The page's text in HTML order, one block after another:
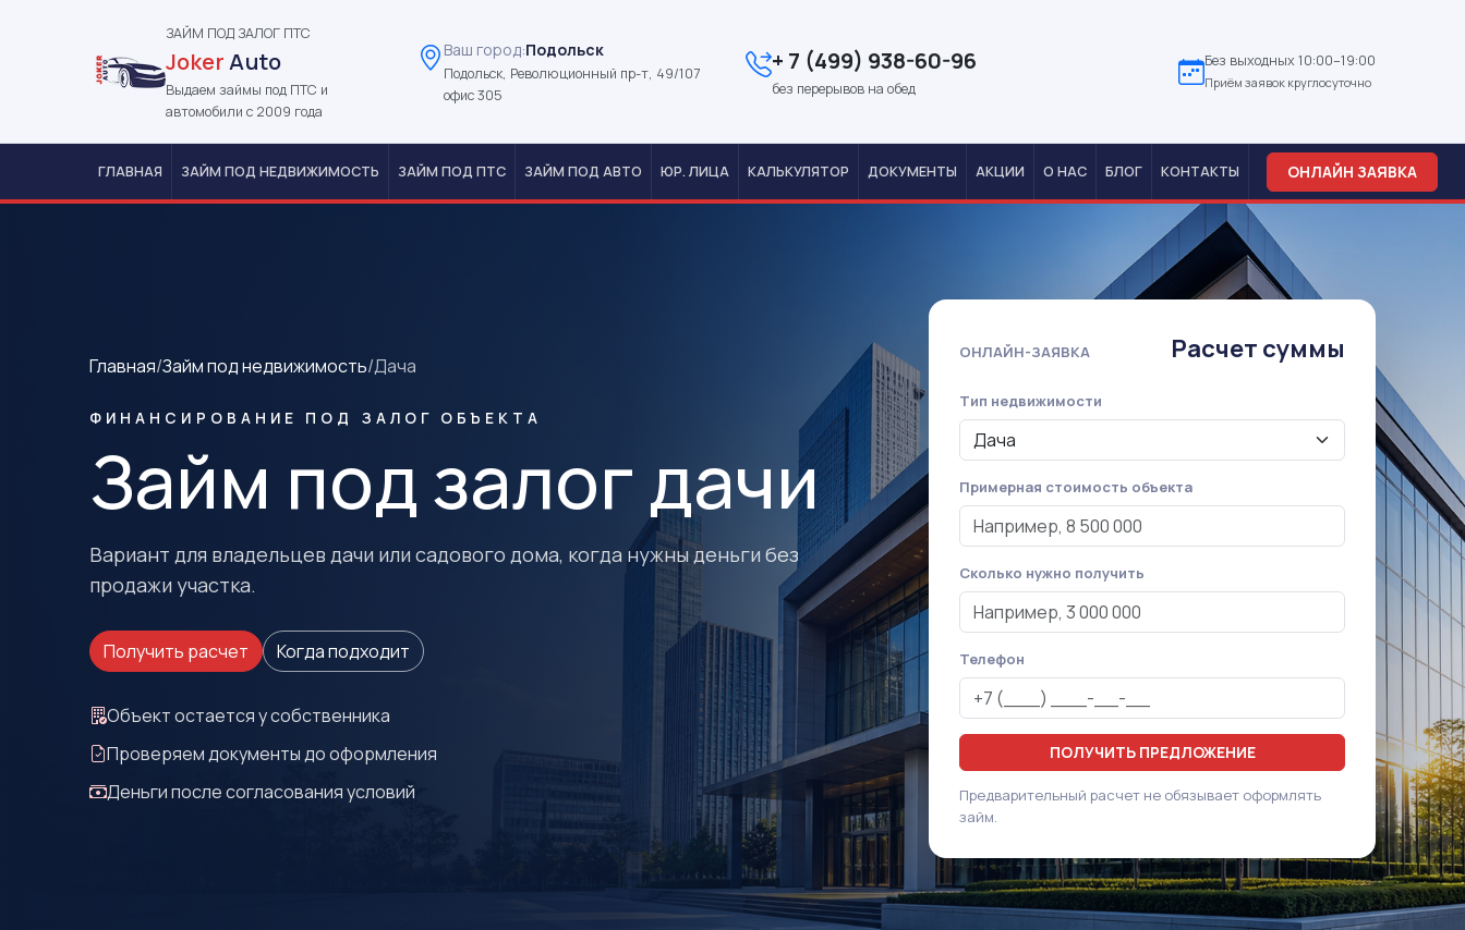
ЗАЙМ ПОД ЗАЛОГ ПТС
JokerAuto
Выдаем займы под ПТС и
автомобили с 2009 года
Ваш город:Подольск
Подольск, Революционный пр-т, 49/107
офис 305
+ 7 (499) 938-60-96
без перерывов на обед
Без выходных 10:00–19:00
Приём заявок круглосуточно
ГЛАВНАЯ ЗАЙМ ПОД НЕДВИЖИМОСТЬ ЗАЙМ ПОД ПТС ЗАЙМ ПОД АВТО ЮР. ЛИЦА КАЛЬКУЛЯТОР ДОКУМЕНТЫ АКЦИИ О НАС БЛОГ КОНТАКТЫ ОНЛАЙН ЗАЯВКА
Главная/Займ под недвижимость/Дача
ФИНАНСИРОВАНИЕ ПОД ЗАЛОГ ОБЪЕКТА
Займ под залог дачи
Вариант для владельцев дачи или садового дома, когда нужны деньги без
продажи участка.
Получить расчет Когда подходит
Объект остается у собственника
Проверяем документы до оформления
Деньги после согласования условий
ОНЛАЙН-ЗАЯВКА Расчет суммы
Тип недвижимости
Примерная стоимость объекта
Сколько нужно получить
Телефон
ПОЛУЧИТЬ ПРЕДЛОЖЕНИЕ
Предварительный расчет не обязывает оформлять
займ.